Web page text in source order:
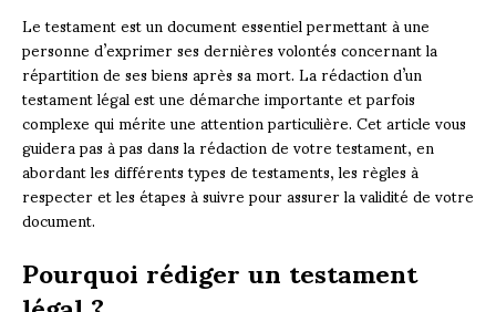
Le testament est un document essentiel permettant à une
personne d’exprimer ses dernières volontés concernant la
répartition de ses biens après sa mort. La rédaction d’un
testament légal est une démarche importante et parfois
complexe qui mérite une attention particulière. Cet article vous
guidera pas à pas dans la rédaction de votre testament, en
abordant les différents types de testaments, les règles à
respecter et les étapes à suivre pour assurer la validité de votre
document.
Pourquoi rédiger un testament